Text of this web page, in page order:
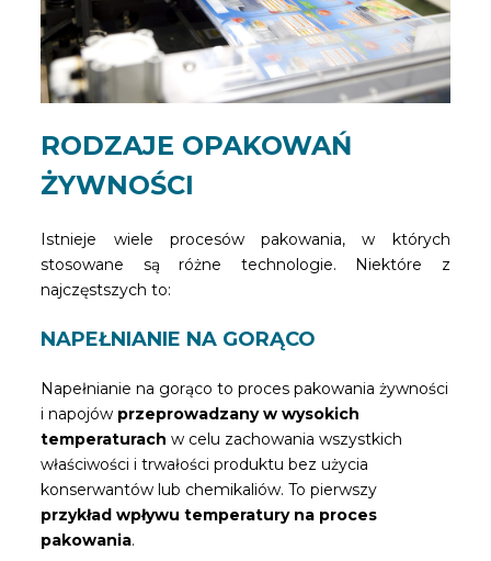
RODZAJE OPAKOWAŃ
ŻYWNOŚCI
Istnieje wiele procesów pakowania, w których
stosowane są różne technologie. Niektóre z
najczęstszych to:
NAPEŁNIANIE NA GORĄCO
Napełnianie na gorąco to proces pakowania żywności
i napojów przeprowadzany w wysokich
temperaturach w celu zachowania wszystkich
właściwości i trwałości produktu bez użycia
konserwantów lub chemikaliów. To pierwszy
przykład wpływu temperatury na proces
pakowania.